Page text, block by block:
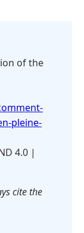
of the
pleine-
4.0 |
cite the